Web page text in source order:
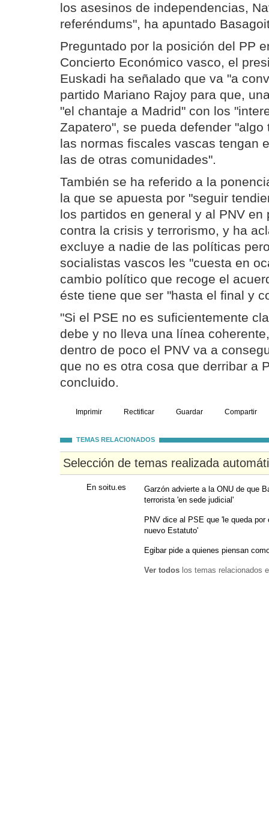
los asesinos de independencias,
referéndums", ha apuntado
Preguntado por la posición del PP
Concierto Económico vasco, el
Euskadi ha señalado que va "a
partido Mariano Rajoy para que,
"el chantaje a Madrid" con los
Zapatero", se pueda defender
las normas fiscales vascas tengan
las de otras comunidades".
También se ha referido a la
la que se apuesta por "seguir
los partidos en general y al PNV en
contra la crisis y terrorismo, y ha
excluye a nadie de las políticas
socialistas vascos les "cuesta en
cambio político que recoge el
éste tiene que ser "hasta el final y
"Si el PSE no es suficientemente
debe y no lleva una línea
dentro de poco el PNV va a
que no es otra cosa que derribar a
concluido.
Imprimir Rectificar Guardar Compartir
TEMAS RELACIONADOS
Selección de temas realizada
En soitu.es
Garzón advierte a la ONU de que
terrorista 'en sede judicial'
PNV dice al PSE que 'le queda
nuevo Estatuto'
Egibar pide a quienes piensan
Ver todos los temas relacionados